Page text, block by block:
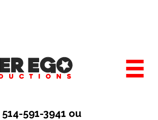
591-3941 ou